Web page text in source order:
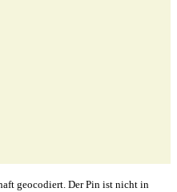
geocodiert. Der Pin ist nicht in